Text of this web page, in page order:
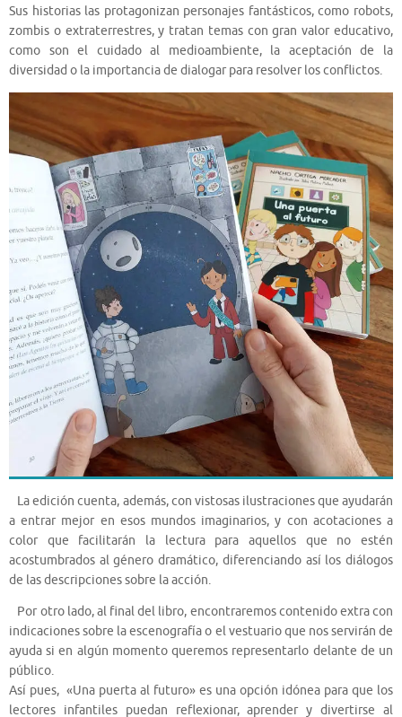
Sus historias las protagonizan personajes fantásticos, como robots,
zombis o extraterrestres, y tratan temas con gran valor educativo,
como son el cuidado al medioambiente, la aceptación de la
diversidad o la importancia de dialogar para resolver los conflictos.
La edición cuenta, además, con vistosas ilustraciones que ayudarán
a entrar mejor en esos mundos imaginarios, y con acotaciones a
color que facilitarán la lectura para aquellos que no estén
acostumbrados al género dramático, diferenciando así los diálogos
de las descripciones sobre la acción.
Por otro lado, al final del libro, encontraremos contenido extra con
indicaciones sobre la escenografía o el vestuario que nos servirán de
ayuda si en algún momento queremos representarlo delante de un
público.
Así pues, «Una puerta al futuro» es una opción idónea para que los
lectores infantiles puedan reflexionar, aprender y divertirse al